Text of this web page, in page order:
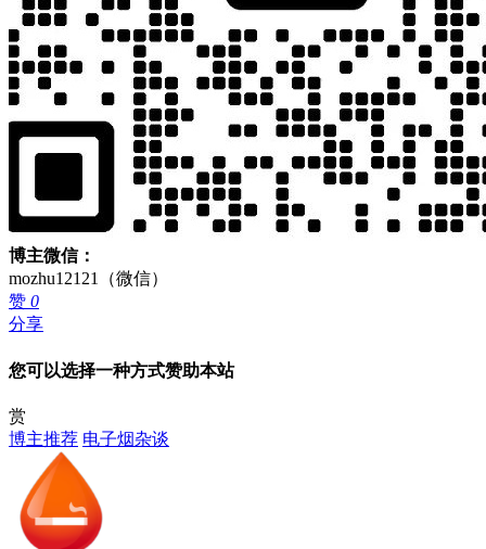
博主微信：
mozhu12121（微信）
赞 0
分享
您可以选择一种方式赞助本站
赏
博主推荐 电子烟杂谈